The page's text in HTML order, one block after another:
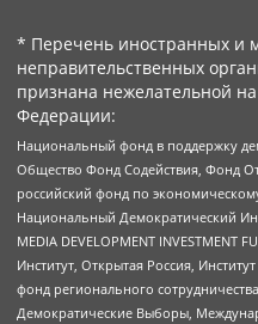
* Перечень иностранных и
неправительственных
признана нежелательной
Федерации:
Национальный фонд в поддержку
Общество Фонд Содействия, Фонд
российский фонд по
Национальный Демократический
MEDIA DEVELOPMENT
Институт, Открытая Россия,
фонд регионального
Демократические Выборы,